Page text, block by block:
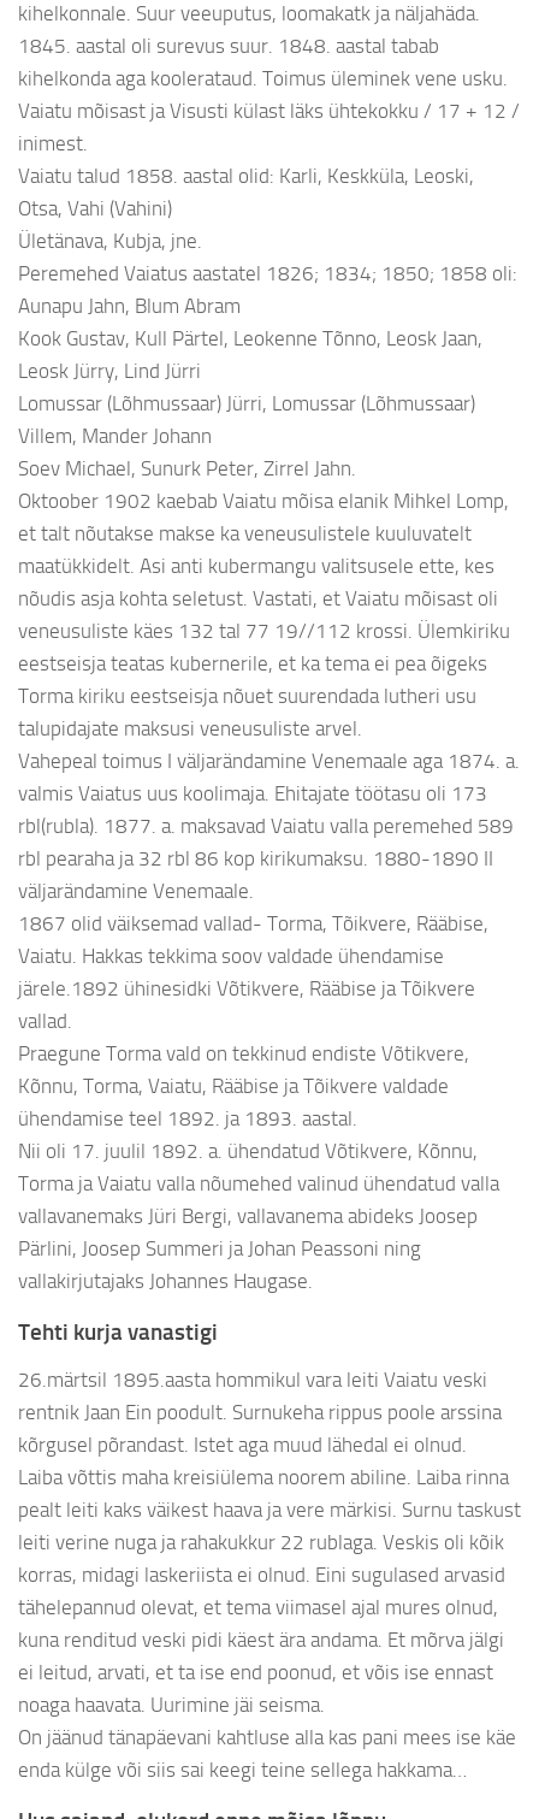
kihelkonnale. Suur veeuputus, loomakatk ja näljahäda.
1845. aastal oli surevus suur. 1848. aastal tabab
kihelkonda aga koolerataud. Toimus üleminek vene usku.
Vaiatu mõisast ja Visusti külast läks ühtekokku / 17 + 12 /
inimest.
Vaiatu talud 1858. aastal olid: Karli, Keskküla, Leoski,
Otsa, Vahi (Vahini)
Ületänava, Kubja, jne.
Peremehed Vaiatus aastatel 1826; 1834; 1850; 1858 oli:
Aunapu Jahn, Blum Abram
Kook Gustav, Kull Pärtel, Leokenne Tõnno, Leosk Jaan,
Leosk Jürry, Lind Jürri
Lomussar (Lõhmussaar) Jürri, Lomussar (Lõhmussaar)
Villem, Mander Johann
Soev Michael, Sunurk Peter, Zirrel Jahn.
Oktoober 1902 kaebab Vaiatu mõisa elanik Mihkel Lomp,
et talt nõutakse makse ka veneusulistele kuuluvatelt
maatükkidelt. Asi anti kubermangu valitsusele ette, kes
nõudis asja kohta seletust. Vastati, et Vaiatu mõisast oli
veneusuliste käes 132 tal 77 19//112 krossi. Ülemkiriku
eestseisja teatas kubernerile, et ka tema ei pea õigeks
Torma kiriku eestseisja nõuet suurendada lutheri usu
talupidajate maksusi veneusuliste arvel.
Vahepeal toimus I väljarändamine Venemaale aga 1874. a.
valmis Vaiatus uus koolimaja. Ehitajate töötasu oli 173
rbl(rubla). 1877. a. maksavad Vaiatu valla peremehed 589
rbl pearaha ja 32 rbl 86 kop kirikumaksu. 1880-1890 II
väljarändamine Venemaale.
1867 olid väiksemad vallad- Torma, Tõikvere, Rääbise,
Vaiatu. Hakkas tekkima soov valdade ühendamise
järele.1892 ühinesidki Võtikvere, Rääbise ja Tõikvere
vallad.
Praegune Torma vald on tekkinud endiste Võtikvere,
Kõnnu, Torma, Vaiatu, Rääbise ja Tõikvere valdade
ühendamise teel 1892. ja 1893. aastal.
Nii oli 17. juulil 1892. a. ühendatud Võtikvere, Kõnnu,
Torma ja Vaiatu valla nõumehed valinud ühendatud valla
vallavanemaks Jüri Bergi, vallavanema abideks Joosep
Pärlini, Joosep Summeri ja Johan Peassoni ning
vallakirjutajaks Johannes Haugase.
Tehti kurja vanastigi
26.märtsil 1895.aasta hommikul vara leiti Vaiatu veski
rentnik Jaan Ein poodult. Surnukeha rippus poole arssina
kõrgusel põrandast. Istet aga muud lähedal ei olnud.
Laiba võttis maha kreisiülema noorem abiline. Laiba rinna
pealt leiti kaks väikest haava ja vere märkisi. Surnu taskust
leiti verine nuga ja rahakukkur 22 rublaga. Veskis oli kõik
korras, midagi laskeriista ei olnud. Eini sugulased arvasid
tähelepannud olevat, et tema viimasel ajal mures olnud,
kuna renditud veski pidi käest ära andama. Et mõrva jälgi
ei leitud, arvati, et ta ise end poonud, et võis ise ennast
noaga haavata. Uurimine jäi seisma.
On jäänud tänapäevani kahtluse alla kas pani mees ise käe
enda külge või siis sai keegi teine sellega hakkama…